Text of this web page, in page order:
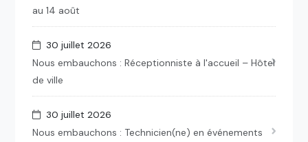
au 14 août
30 juillet 2026
Nous embauchons : Réceptionniste à l'accueil – Hôtel
de ville
30 juillet 2026
Nous embauchons : Technicien(ne) en événements